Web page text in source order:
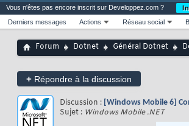
Vous n'êtes pas encore inscrit sur Developpez.com ?
Derniers messages
Actions Réseau social
Forum Dotnet Général Dotnet
+ Répondre à la discussion
Discussion : [Windows Mobile 6]
Sujet : Windows Mobile .NET